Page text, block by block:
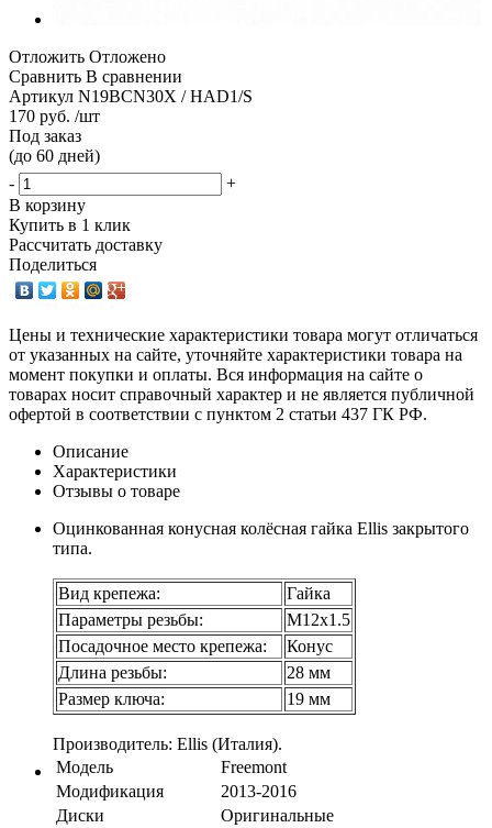
Отложить Отложено
Сравнить В сравнении
Артикул N19BCN30X / HAD1/S
170 руб. /шт
Под заказ
(до 60 дней)
-
+
В корзину
Купить в 1 клик
Рассчитать доставку
Поделиться
Цены и технические характеристики товара могут отличаться
от указанных на сайте, уточняйте характеристики товара на
момент покупки и оплаты. Вся информация на сайте о
товарах носит справочный характер и не является публичной
офертой в соответствии с пунктом 2 статьи 437 ГК РФ.
Описание
Характеристики
Отзывы о товаре
Оцинкованная конусная колёсная гайка Ellis закрытого
типа.
Вид крепежа:
Гайка
Параметры резьбы:
М12х1.5
Посадочное место крепежа:
Конус
Длина резьбы:
28 мм
Размер ключа:
19 мм
Производитель: Ellis (Италия).
Модель
Freemont
Модификация
2013-2016
Диски
Оригинальные